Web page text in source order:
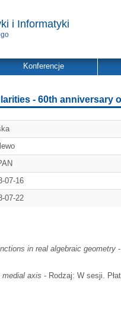
i Informatyki
Konferencje
- 60th anniversary
07-16
07-22
in real algebraic geometry
medial axis - Rodzaj: W sesji.